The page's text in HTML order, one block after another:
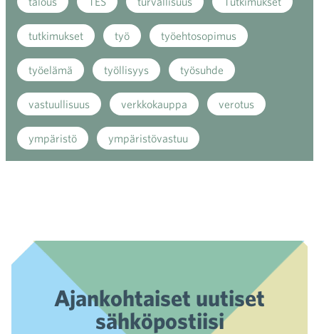
tutkimukset työ työehtosopimus
työelämä työllisyys työsuhde
vastuullisuus verkkokauppa verotus
ympäristö ympäristövastuu
Ajankohtaiset uutiset
sähköpostiisi